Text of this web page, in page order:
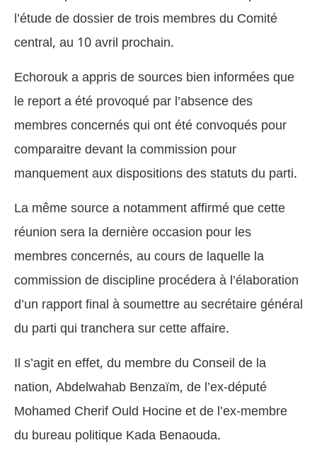
l’étude de dossier de trois membres du Comité
central, au 10 avril prochain.
Echorouk a appris de sources bien informées que
le report a été provoqué par l’absence des
membres concernés qui ont été convoqués pour
comparaitre devant la commission pour
manquement aux dispositions des statuts du parti.
La même source a notamment affirmé que cette
réunion sera la dernière occasion pour les
membres concernés, au cours de laquelle la
commission de discipline procédera à l’élaboration
d’un rapport final à soumettre au secrétaire général
du parti qui tranchera sur cette affaire.
Il s’agit en effet, du membre du Conseil de la
nation, Abdelwahab Benzaïm, de l’ex-député
Mohamed Cherif Ould Hocine et de l’ex-membre
du bureau politique Kada Benaouda.